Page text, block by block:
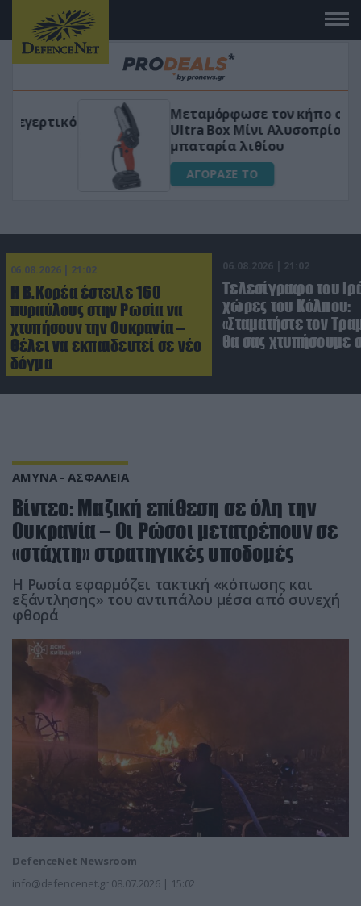
Μεταμόρφωσε τον κήπο σου με το
Ultra Box Μίνι Αλυσοπρίονο με
μπαταρία λιθίου
ΑΓΟΡΑΣΕ ΤΟ
06.08.2026 | 21:02
Η Β.Κορέα έστειλε 160
πυραύλους στην Ρωσία να
χτυπήσουν την Ουκρανία –
Θέλει να εκπαιδευτεί σε νέο
δόγμα
06.08.2026 | 21:02
Τελεσίγραφο του
χώρες του Κόλπου:
«Σταματήστε τον
θα σας χτυπήσουμε
ΑΜΥΝΑ - ΑΣΦΑΛΕΙΑ
Βίντεο: Μαζική επίθεση σε όλη την
Ουκρανία – Οι Ρώσοι μετατρέπουν σε
«στάχτη» στρατηγικές υποδομές
Η Ρωσία εφαρμόζει τακτική «κόπωσης και
εξάντλησης» του αντιπάλου μέσα από συνεχή
φθορά
DefenceNet Newsroom
info@defencenet.gr 08.07.2026 | 15:02